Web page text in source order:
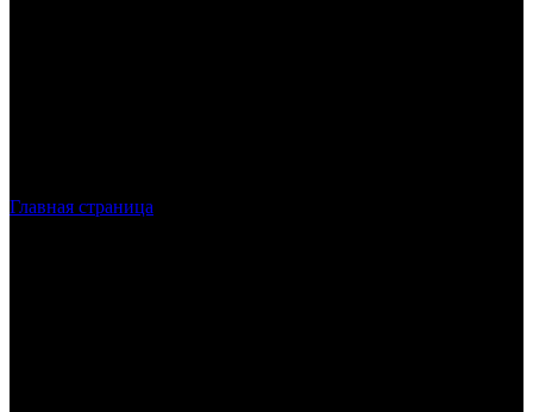
Главная страница